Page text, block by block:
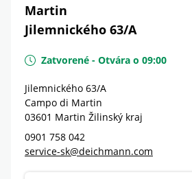
Martin
Jilemnického 63/A
Zatvorené - Otvára o 09:00
Jilemnického 63/A
Campo di Martin
03601 Martin Žilinský kraj
0901 758 042
service-sk@deichmann.com